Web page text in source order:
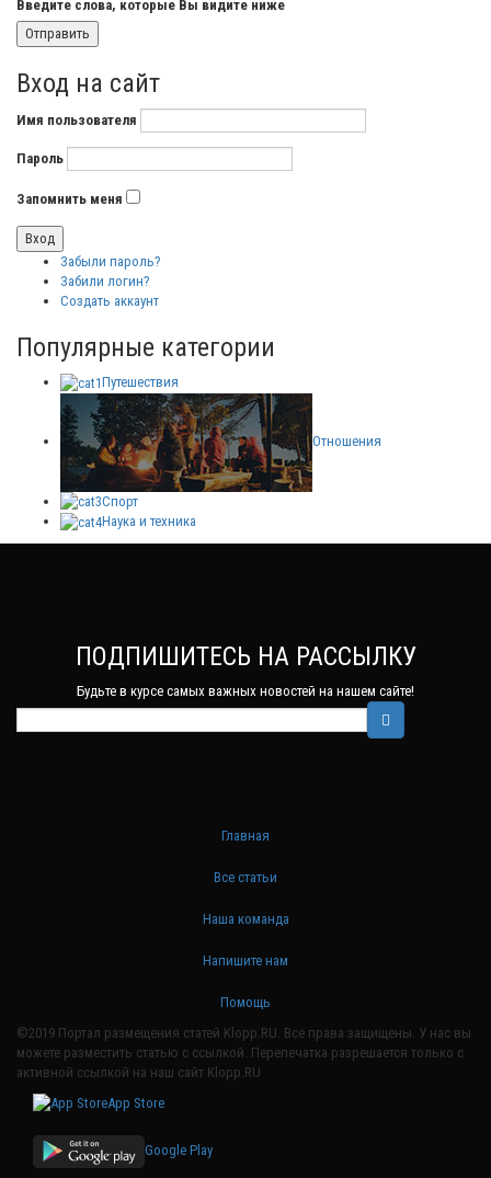
Введите слова, которые Вы видите ниже
Вход на сайт
Имя пользователя
Пароль
Запомнить меня
Забыли пароль?
Забили логин?
Создать аккаунт
Популярные категории
Путешествия
Отношения
Спорт
Наука и техника
ПОДПИШИТЕСЬ НА РАССЫЛКУ
Будьте в курсе самых важных новостей на нашем сайте!
Главная
Все статьи
Наша команда
Напишите нам
Помощь
©2019 Портал размещения статей Klopp.RU. Все права защищены. У нас вы
можете разместить статью с ссылкой. Перепечатка разрешается только с
активной ссылкой на наш сайт Klopp.RU
App Store
Google Play